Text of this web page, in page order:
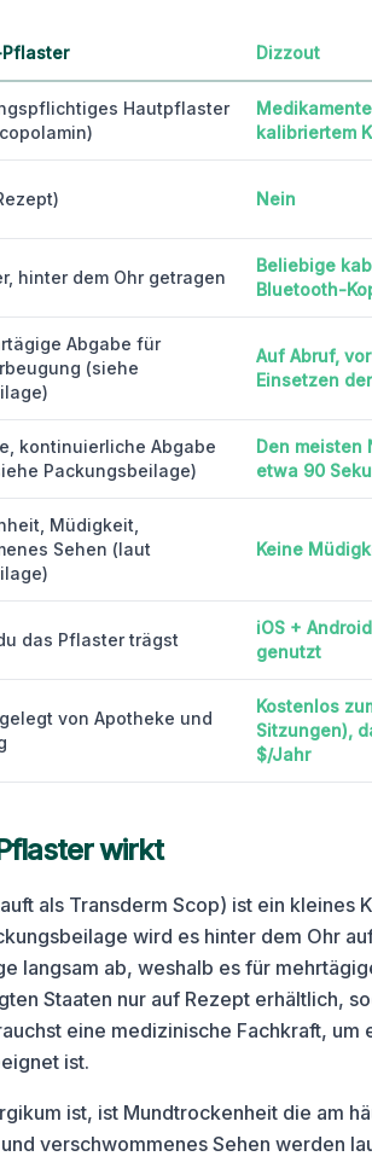
Dizzout
Hautpflaster
kalibriertem
Nein
hinter dem Ohr getragen
Beliebige
Bluetooth-
Abgabe für
(siehe
Auf Abruf,
Einsetzen
kontinuierliche Abgabe
Packungsbeilage)
Den meisten
etwa 90
Müdigkeit,
Sehen (laut
Keine
das Pflaster trägst
iOS +
genutzt
von Apotheke und
Kostenlos
Sitzungen),
$/Jahr
wirkt
als Transderm Scop) ist ein kleines
wird es hinter dem Ohr
langsam ab, weshalb es für
Staaten nur auf Rezept erhältlich,
eine medizinische Fachkraft, um
ist.
ist, ist Mundtrockenheit die am
verschwommenes Sehen werden